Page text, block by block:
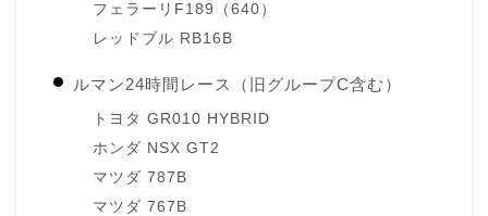
フェラーリF189（640）
レッドブル RB16B
ルマン24時間レース（旧グループC含む）
トヨタ GR010 HYBRID
ホンダ NSX GT2
マツダ 787B
マツダ 767B